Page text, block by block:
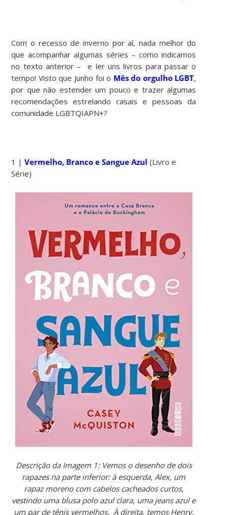
Com o recesso de inverno por aí, nada melhor do
que acompanhar algumas séries – como indicamos
no texto anterior – e ler uns livros para passar o
tempo! Visto que Junho foi o Mês do orgulho LGBT,
por que não estender um pouco e trazer algumas
recomendações estrelando casais e pessoas da
comunidade LGBTQIAPN+?
1 |Vermelho, Branco e Sangue Azul (Livro e
Série)
Descrição da Imagem 1: Vemos o desenho de dois
rapazes na parte inferior: à esquerda, Alex, um
rapaz moreno com cabelos cacheados curtos,
vestindo uma blusa polo azul clara, uma jeans azul e
um par de tênis vermelhos. À direita, temos Henry,